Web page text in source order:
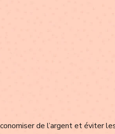
de l’argent et éviter